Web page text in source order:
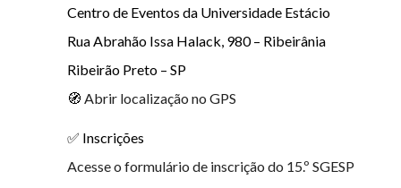
Centro de Eventos da Universidade Estácio
Rua Abrahão Issa Halack, 980 – Ribeirânia
Ribeirão Preto – SP
🧭 Abrir localização no GPS
✅ Inscrições
Acesse o formulário de inscrição do 15.º SGESP